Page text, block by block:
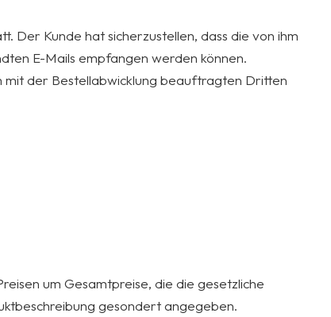
Der Kunde hat sicherzustellen, dass die von ihm
E-Mails empfangen werden können.
mit der Bestellabwicklung beauftragten Dritten
um Gesamtpreise, die die gesetzliche
gesondert angegeben.